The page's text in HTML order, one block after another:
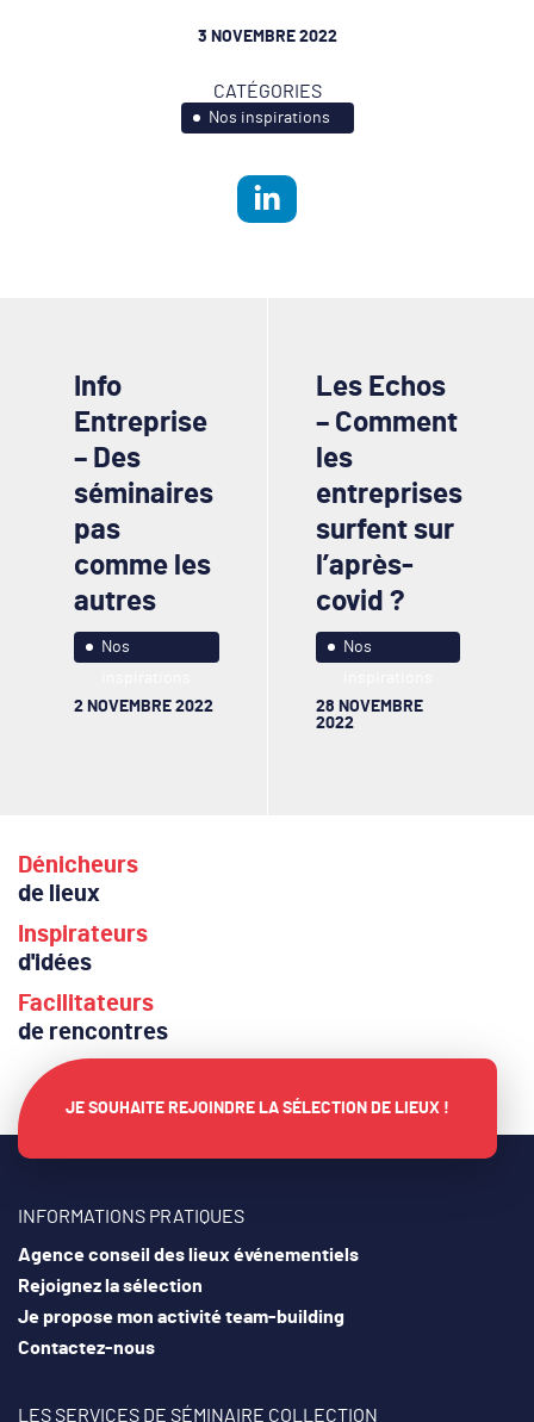
3 NOVEMBRE 2022
CATÉGORIES
Nos inspirations
Info
Entreprise
– Des
séminaires
pas
comme les
autres
Nos
2 NOVEMBRE 2022
Les Echos
– Comment
les
entreprises
surfent sur
l’après-
covid ?
Nos
28 NOVEMBRE
2022
Dénicheurs
de lieux
Inspirateurs
d'idées
Facilitateurs
de rencontres
JE SOUHAITE REJOINDRE LA SÉLECTION DE LIEUX !
INFORMATIONS PRATIQUES
Agence conseil des lieux événementiels
Rejoignez la sélection
Je propose mon activité team-building
Contactez-nous
LES SERVICES DE SÉMINAIRE COLLECTION